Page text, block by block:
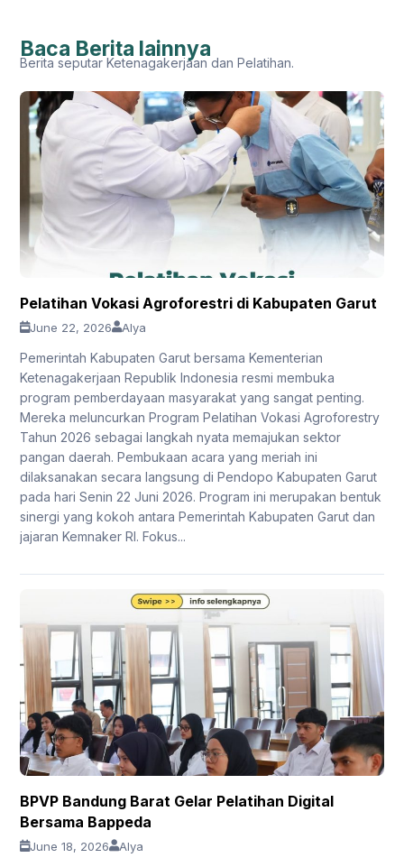
Baca Berita lainnya
Berita seputar Ketenagakerjaan dan Pelatihan.
Pelatihan Vokasi Agroforestri di Kabupaten Garut
June 22, 2026 Alya
Pemerintah Kabupaten Garut bersama Kementerian
Ketenagakerjaan Republik Indonesia resmi membuka
program pemberdayaan masyarakat yang sangat penting.
Mereka meluncurkan Program Pelatihan Vokasi Agroforestry
Tahun 2026 sebagai langkah nyata memajukan sektor
pangan daerah. Pembukaan acara yang meriah ini
dilaksanakan secara langsung di Pendopo Kabupaten Garut
pada hari Senin 22 Juni 2026. Program ini merupakan bentuk
sinergi yang kokoh antara Pemerintah Kabupaten Garut dan
jajaran Kemnaker RI. Fokus...
BPVP Bandung Barat Gelar Pelatihan Digital
Bersama Bappeda
June 18, 2026 Alya